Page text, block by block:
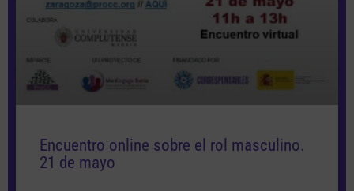
Encuentro online sobre el rol masculino.
21 de mayo